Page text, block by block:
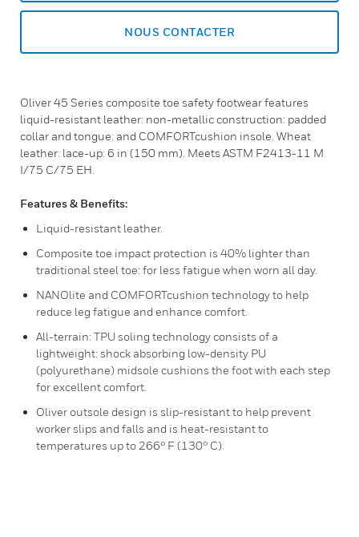
NOUS CONTACTER
Oliver 45 Series composite toe safety footwear features
liquid-resistant leather: non-metallic construction: padded
collar and tongue: and COMFORTcushion insole. Wheat
leather: lace-up: 6 in (150 mm). Meets ASTM F2413-11 M
I/75 C/75 EH.
Features & Benefits:
Liquid-resistant leather.
Composite toe impact protection is 40% lighter than
traditional steel toe: for less fatigue when worn all day.
NANOlite and COMFORTcushion technology to help
reduce leg fatigue and enhance comfort.
All-terrain: TPU soling technology consists of a
lightweight: shock absorbing low-density PU
(polyurethane) midsole cushions the foot with each step
for excellent comfort.
Oliver outsole design is slip-resistant to help prevent
worker slips and falls and is heat-resistant to
temperatures up to 266° F (130° C).